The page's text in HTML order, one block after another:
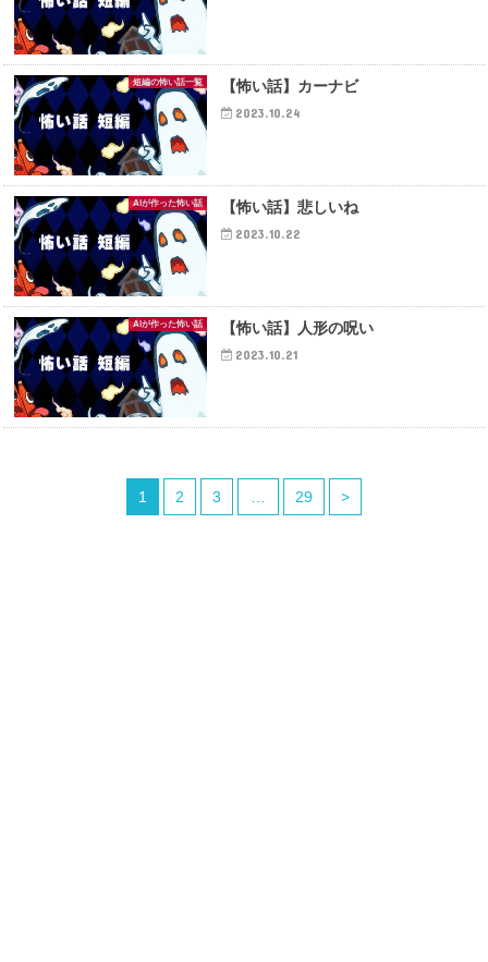
短編の怖い話一覧 【怖い話】カーナビ
2023.10.24
AIが作った怖い話 【怖い話】悲しいね
2023.10.22
AIが作った怖い話 【怖い話】人形の呪い
2023.10.21
1 2 3 29 >